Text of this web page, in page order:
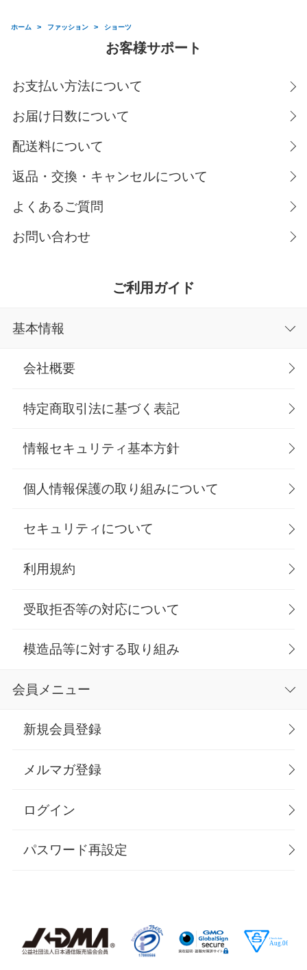
ホーム > ファッション > ショーツ
お客様サポート
お支払い方法について
お届け日数について
配送料について
返品・交換・キャンセルについて
よくあるご質問
お問い合わせ
ご利用ガイド
基本情報
会社概要
特定商取引法に基づく表記
情報セキュリティ基本方針
個人情報保護の取り組みについて
セキュリティについて
利用規約
受取拒否等の対応について
模造品等に対する取り組み
会員メニュー
新規会員登録
メルマガ登録
ログイン
パスワード再設定